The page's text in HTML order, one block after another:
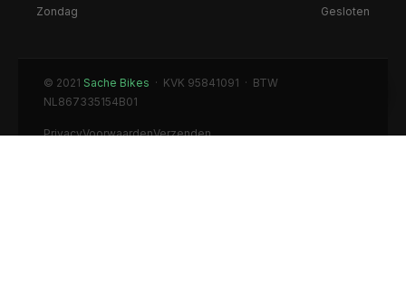
Zondag Gesloten
© 2021 Sache Bikes · KVK 95841091 · BTW
NL867335154B01
PrivacyVoorwaardenVerzenden